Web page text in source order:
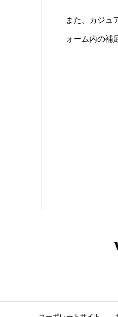
また、カジュ
ォーム内の補